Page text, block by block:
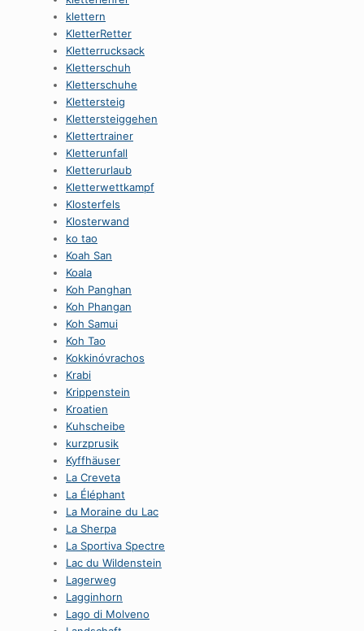
klettern
KletterRetter
Kletterrucksack
Kletterschuh
Kletterschuhe
Klettersteig
Klettersteiggehen
Klettertrainer
Kletterunfall
Kletterurlaub
Kletterwettkampf
Klosterfels
Klosterwand
ko tao
Koah San
Koala
Koh Panghan
Koh Phangan
Koh Samui
Koh Tao
Kokkinóvrachos
Krabi
Krippenstein
Kroatien
Kuhscheibe
kurzprusik
Kyffhäuser
La Creveta
La Éléphant
La Moraine du Lac
La Sherpa
La Sportiva Spectre
Lac du Wildenstein
Lagerweg
Lagginhorn
Lago di Molveno